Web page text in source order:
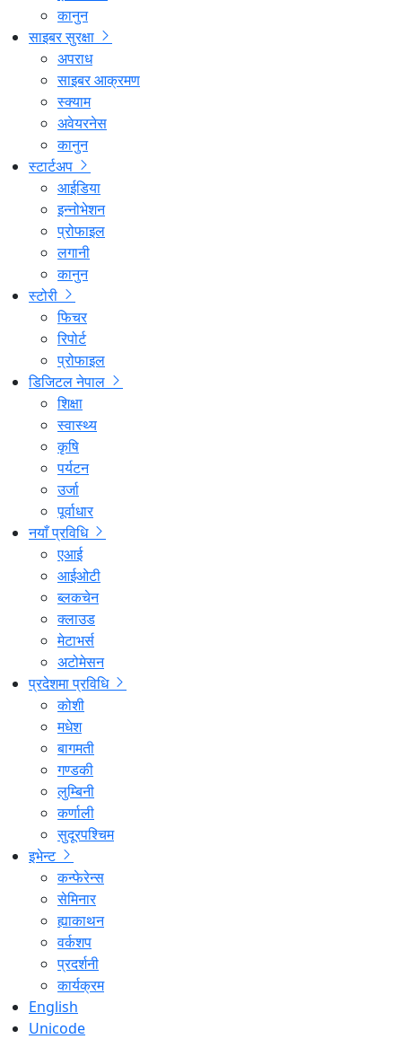
कानुन
साइबर सुरक्षा
अपराध
साइबर आक्रमण
स्क्याम
अवेयरनेस
कानुन
स्टार्टअप
आईडिया
इन्नोभेशन
प्रोफाइल
लगानी
कानुन
स्टोरी
फिचर
रिपोर्ट
प्रोफाइल
डिजिटल नेपाल
शिक्षा
स्वास्थ्य
कृषि
पर्यटन
उर्जा
पूर्वाधार
नयाँ प्रविधि
एआई
आईओटी
ब्लकचेन
क्लाउड
मेटाभर्स
अटोमेसन
प्रदेशमा प्रविधि
कोशी
मधेश
बागमती
गण्डकी
लुम्बिनी
कर्णाली
सुदूरपश्चिम
इभेन्ट
कन्फेरेन्स
सेमिनार
ह्याकाथन
वर्कशप
प्रदर्शनी
कार्यक्रम
English
Unicode